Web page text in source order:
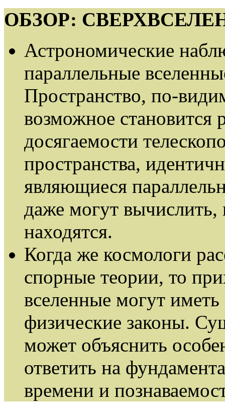
ОБЗОР:
Астрономические
параллельные
Пространство, по-
возможное становится
досягаемости
пространства,
являющиеся
даже могут вычислить,
находятся.
Когда же космологи
спорные теории, то
вселенные могут
физические законы.
может объяснить
ответить на
времени и